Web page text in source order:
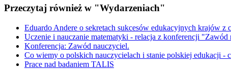
Przeczytaj również w "Wydarzeniach"
Eduardo Andere o sekretach sukcesów edukacyjnych krajów z
Uczenie i nauczanie matematyki - relacja z konferencji "Zawód
Konferencja: Zawód nauczyciel.
Co wiemy o polskich nauczycielach i stanie polskiej edukacji -
Prace nad badaniem TALIS